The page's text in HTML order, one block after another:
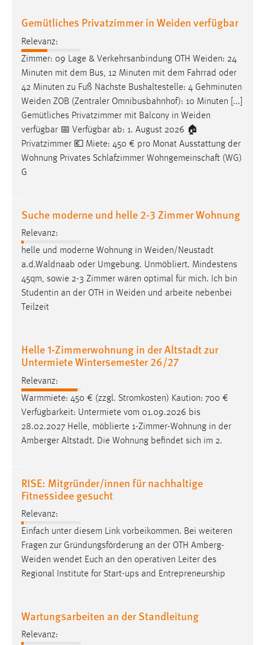
Gemütliches Privatzimmer in Weiden verfügbar
Relevanz:
Zimmer: 09 Lage & Verkehrsanbindung OTH Weiden: 24
Minuten mit dem Bus, 12 Minuten mit dem Fahrrad oder
42 Minuten zu Fuß Nächste Bushaltestelle: 4 Gehminuten
Weiden ZOB (Zentraler Omnibusbahnhof): 10 Minuten [...]
Gemütliches Privatzimmer mit Balcony in Weiden
verfügbar 📅 Verfügbar ab: 1. August 2026 🏠
Privatzimmer 💶 Miete: 450 € pro Monat Ausstattung der
Wohnung Privates Schlafzimmer Wohngemeinschaft (WG)
G
Suche moderne und helle 2-3 Zimmer Wohnung
Relevanz:
helle und moderne Wohnung in Weiden/Neustadt
a.d.Waldnaab oder Umgebung. Unmöbliert. Mindestens
45qm, sowie 2-3 Zimmer wären optimal für mich. Ich bin
Studentin an der OTH in Weiden und arbeite nebenbei
Teilzeit
Helle 1-Zimmerwohnung in der Altstadt zur
Untermiete Wintersemester 26/27
Relevanz:
Warmmiete: 450 € (zzgl. Stromkosten) Kaution: 700 €
Verfügbarkeit: Untermiete vom 01.09.2026 bis
28.02.2027 Helle, möblierte 1-Zimmer-Wohnung in der
Amberger Altstadt. Die Wohnung befindet sich im 2.
RISE: Mitgründer/innen für nachhaltige
Fitnessidee gesucht
Relevanz:
Einfach unter diesem Link vorbeikommen. Bei weiteren
Fragen zur Gründungsförderung an der OTH Amberg-
Weiden wendet Euch an den operativen Leiter des
Regional Institute for Start-ups and Entrepreneurship
Wartungsarbeiten an der Standleitung
Relevanz: